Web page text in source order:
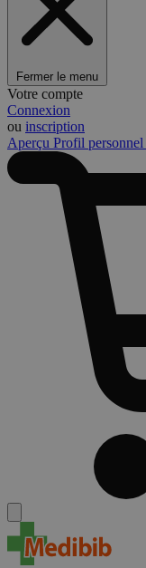
Fermer le menu
Votre compte
Connexion
ou inscription
Aperçu Profil personnel